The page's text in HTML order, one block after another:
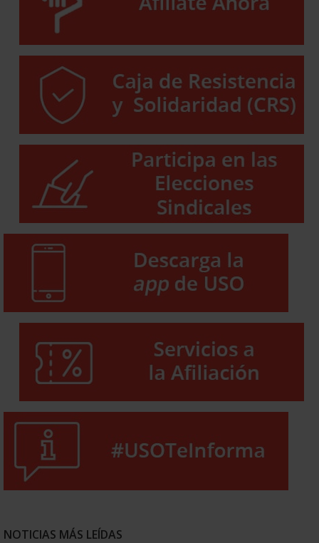
NOTICIAS MÁS LEÍDAS